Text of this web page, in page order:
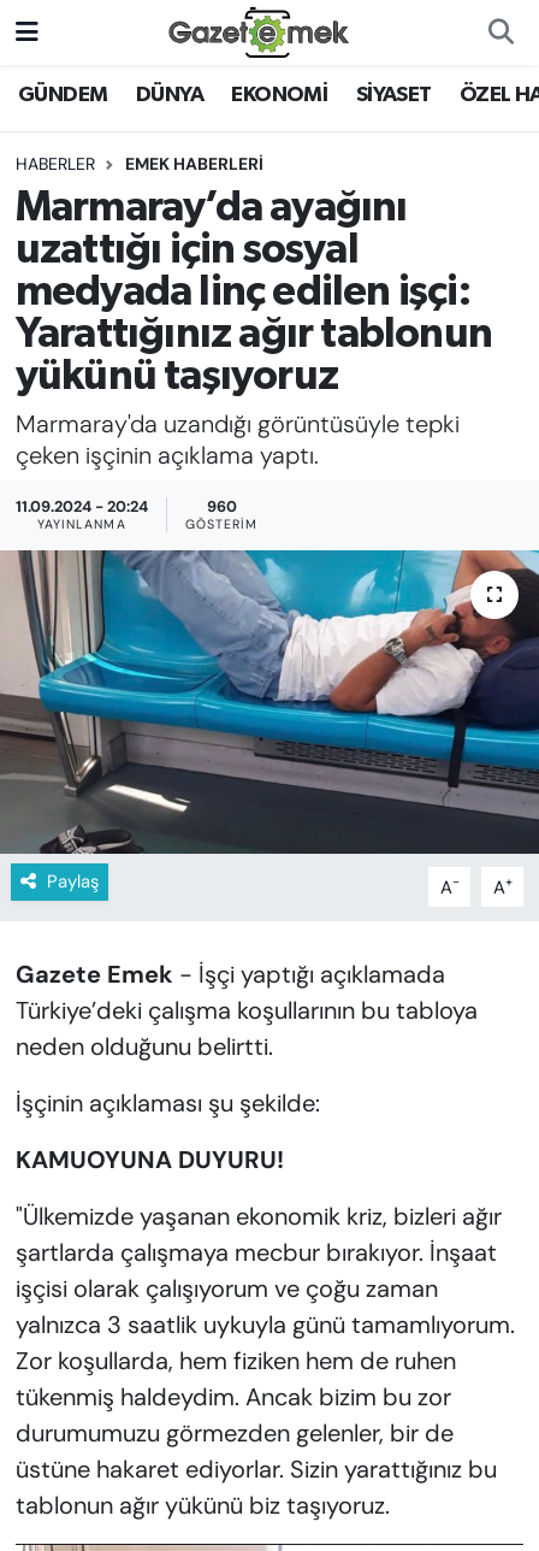
GÜNDEM DÜNYA EKONOMİ SİYASET ÖZEL
HABERLER EMEK HABERLERİ
Marmaray’da ayağını
uzattığı için sosyal
medyada linç edilen işçi:
Yarattığınız ağır tablonun
yükünü taşıyoruz
Marmaray'da uzandığı görüntüsüyle tepki
çeken işçinin açıklama yaptı.
11.09.2024 - 20:24
YAYINLANMA
960
GÖSTERIM
Paylaş A- A+
Gazete Emek - İşçi yaptığı açıklamada
Türkiye’deki çalışma koşullarının bu tabloya
neden olduğunu belirtti.
İşçinin açıklaması şu şekilde:
KAMUOYUNA DUYURU!
"Ülkemizde yaşanan ekonomik kriz, bizleri ağır
şartlarda çalışmaya mecbur bırakıyor. İnşaat
işçisi olarak çalışıyorum ve çoğu zaman
yalnızca 3 saatlik uykuyla günü tamamlıyorum.
Zor koşullarda, hem fiziken hem de ruhen
tükenmiş haldeydim. Ancak bizim bu zor
durumumuzu görmezden gelenler, bir de
üstüne hakaret ediyorlar. Sizin yarattığınız bu
tablonun ağır yükünü biz taşıyoruz.
DÜNYA
EKONOMİ
EMEK HABERLERİ
YENİ MEDYADA EMEK
GAZETECİLİĞİNİ GELİŞTİRMEK
FAYDALI BİLGİLER
GÜNDEM
KADIN
SAĞLIK
SPOR
KÜLTÜR-SANAT
MAGAZİN
ÖZEL HABER
SİYASET
VAN VE DİYARBAKIR HABERLERİ
Nöbetçi Eczaneler
Hava Durumu
İstanbul Namaz Vakitleri
Trafik Durumu
Süper Lig Puan Durumu ve Fikstür
Tüm Manşetler
Son Dakika Haberleri
Haber Arşivi